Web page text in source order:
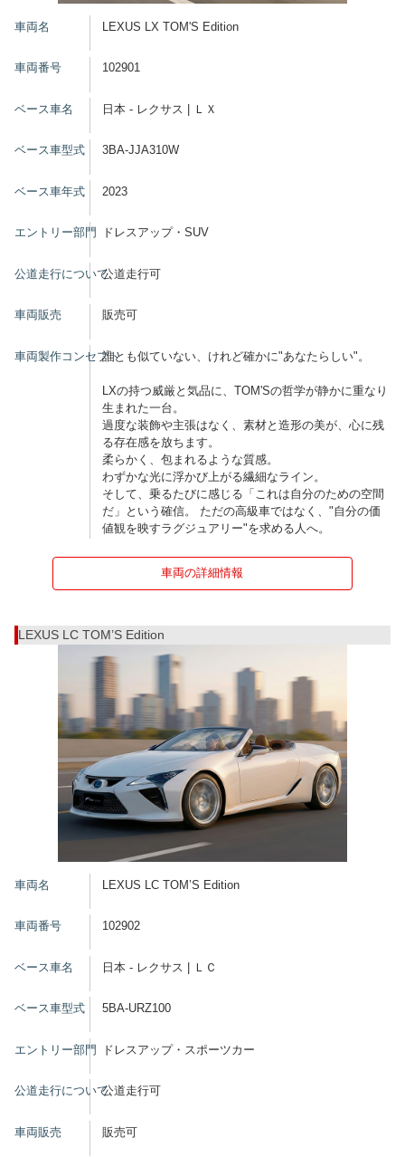
車両名 LEXUS LX TOM'S Edition
車両番号 102901
ベース車名 日本 - レクサス | ＬＸ
ベース車型式 3BA-JJA310W
ベース車年式 2023
エントリー部門 ドレスアップ・SUV
公道走行について公道走行可
車両販売 販売可
車両製作コンセプト誰とも似ていない、けれど確かに"あなたらしい"。
LXの持つ威厳と気品に、TOM'Sの哲学が静かに重なり
生まれた一台。
過度な装飾や主張はなく、素材と造形の美が、心に残
る存在感を放ちます。
柔らかく、包まれるような質感。
わずかな光に浮かび上がる繊細なライン。
そして、乗るたびに感じる「これは自分のための空間
だ」という確信。 ただの高級車ではなく、"自分の価
値観を映すラグジュアリー"を求める人へ。
車両の詳細情報
LEXUS LC TOM’S Edition
車両名 LEXUS LC TOM’S Edition
車両番号 102902
ベース車名 日本 - レクサス | ＬＣ
ベース車型式 5BA-URZ100
エントリー部門 ドレスアップ・スポーツカー
公道走行について公道走行可
車両販売 販売可